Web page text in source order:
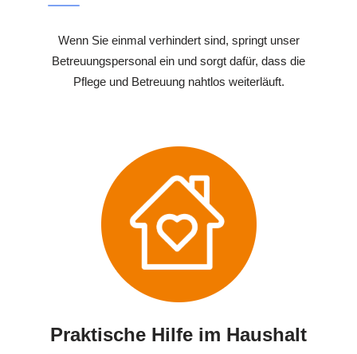
Wenn Sie einmal verhindert sind, springt unser
Betreuungspersonal ein und sorgt dafür, dass die
Pflege und Betreuung nahtlos weiterläuft.
Praktische Hilfe im Haushalt